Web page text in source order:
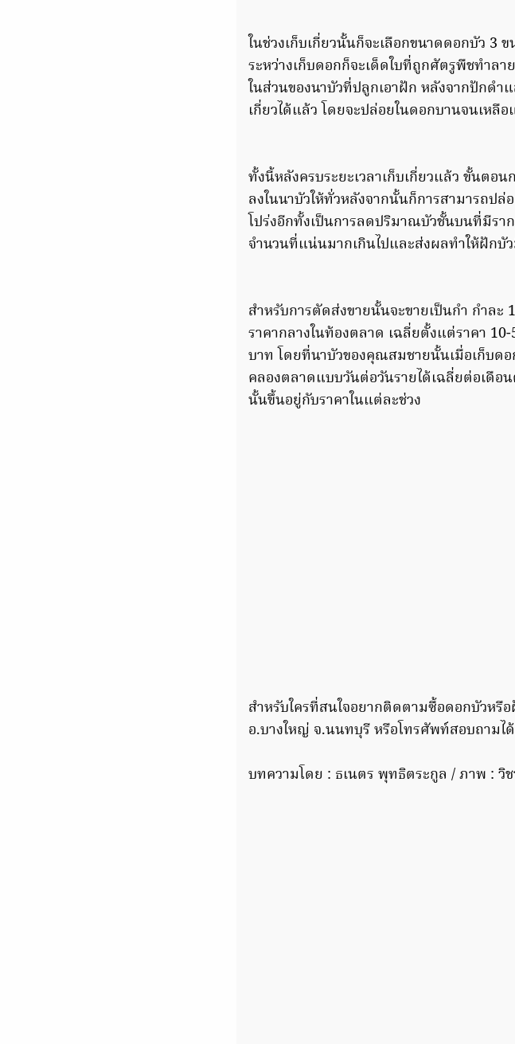
ในช่วงเก็บเกี่ยวนั้นก็จะเลือกขนาดดอกบัว 3
ระหว่างเก็บดอกก็จะเด็ดใบที่ถูกศัตรูพืชทำล
ในส่วนของนาบัวที่ปลูกเอาฝัก หลังจากปักดำ
เกี่ยวได้แล้ว โดยจะปล่อยในดอกบานจนเหลื
ทั้งนี้หลังครบระยะเวลาเก็บเกี่ยวแล้ว ขั้นตอ
ลงในนาบัวให้ทั่วหลังจากนั้นก็การสามารถป
โปร่งอีกทั้งเป็นการลดปริมาณบัวชั้นบนที่มีรา
จำนวนที่แน่นมากเกินไปและส่งผลทำให้ฝักบั
สำหรับการตัดส่งขายนั้นจะขายเป็นกำ กำล
ราคากลางในท้องตลาด เฉลี่ยตั้งแต่ราคา
บาท โดยที่นาบัวของคุณสมชายนั้นเมื่อเก็บด
คลองตลาดแบบวันต่อวันรายได้เฉลี่ยต่อเดื
นั้นขึ้นอยู่กับราคาในแต่ละช่วง
สำหรับใครที่สนใจอยากติดตามซื้อดอกบัวหรื
อ.บางใหญ่ จ.นนทบุรี หรือโทรศัพท์สอบถามไ
บทความโดย : ธเนตร พุทธิตระกูล / ภาพ : วิ